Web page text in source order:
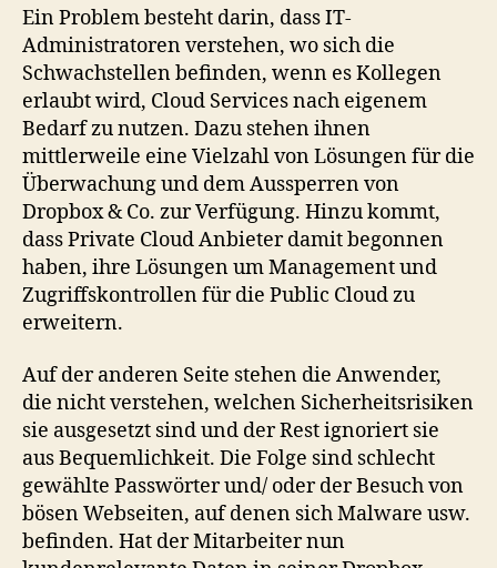
Ein Problem besteht darin, dass IT-
Administratoren verstehen, wo sich die
Schwachstellen befinden, wenn es Kollegen
erlaubt wird, Cloud Services nach eigenem
Bedarf zu nutzen. Dazu stehen ihnen
mittlerweile eine Vielzahl von Lösungen für die
Überwachung und dem Aussperren von
Dropbox & Co. zur Verfügung. Hinzu kommt,
dass Private Cloud Anbieter damit begonnen
haben, ihre Lösungen um Management und
Zugriffskontrollen für die Public Cloud zu
erweitern.
Auf der anderen Seite stehen die Anwender,
die nicht verstehen, welchen Sicherheitsrisiken
sie ausgesetzt sind und der Rest ignoriert sie
aus Bequemlichkeit. Die Folge sind schlecht
gewählte Passwörter und/ oder der Besuch von
bösen Webseiten, auf denen sich Malware usw.
befinden. Hat der Mitarbeiter nun